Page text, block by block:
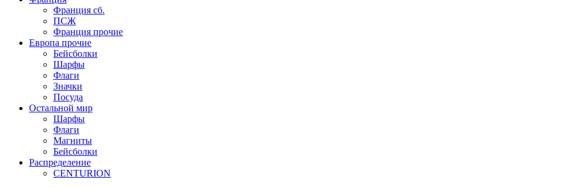
Франция сб.
ПСЖ
Франция прочие
Европа прочие
Бейсболки
Шарфы
Флаги
Значки
Посуда
Остальной мир
Шарфы
Флаги
Магниты
Бейсболки
Распределение
CENTURION